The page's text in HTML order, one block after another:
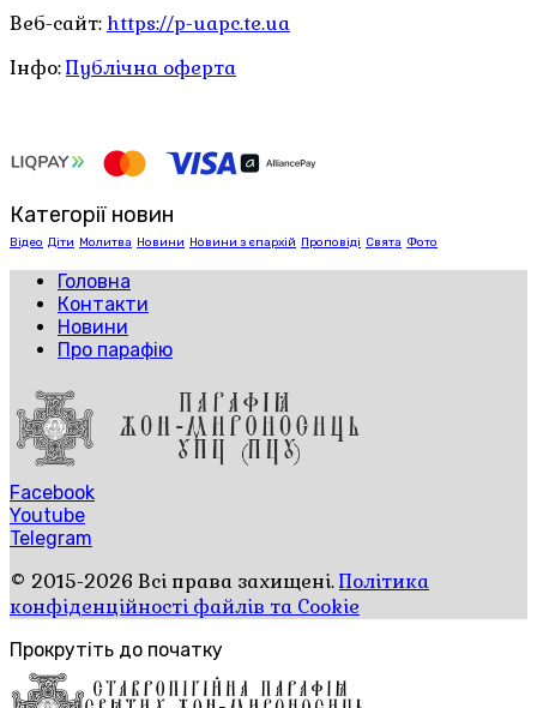
Веб-сайт: https://p-uapc.te.ua
Інфо:Публічна оферта
Категорії новин
Відео Діти Молитва Новини Новини з єпархій Проповіді Свята Фото
Головна
Контакти
Новини
Про парафію
Facebook
Youtube
Telegram
© 2015-2026 Всі права захищені.Політика
конфіденційності файлів та Cookie
Прокрутіть до початку